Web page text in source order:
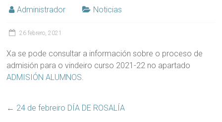
Administrador Noticias
26 febrero, 2021
Xa se pode consultar a información sobre o proceso de
admisión para o vindeiro curso 2021-22 no apartado
ADMISIÓN ALUMNOS.
← 24 de febreiro DÍA DE ROSALÍA